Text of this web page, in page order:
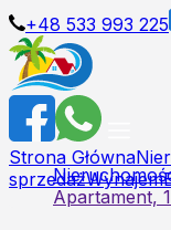
+48 533 993 225
Strona Główna
sprzedażWynajem
Apartament,